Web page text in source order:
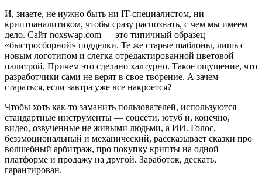
И, знаете, не нужно быть ни IT-специалистом, ни
криптоаналитиком, чтобы сразу распознать, с чем мы имеем
дело. Сайт noxswap.com — это типичный образец
«быстросборной» подделки. Те же старые шаблоны, лишь с
новым логотипом и слегка отредактированной цветовой
палитрой. Причем это сделано халтурно. Такое ощущение, что
разработчики сами не верят в свое творение. А зачем
стараться, если завтра уже все накроется?
Чтобы хоть как-то заманить пользователей, используются
стандартные инструменты — соцсети, ютуб и, конечно,
видео, озвученные не живыми людьми, а ИИ. Голос,
безэмоциональный и механический, рассказывает сказки про
волшебный арбитраж, про покупку крипты на одной
платформе и продажу на другой. Заработок, дескать,
гарантирован.